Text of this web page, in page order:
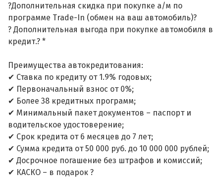
?Дополнительная скидка при покупке а/м по
программе Trade-In (обмен на ваш автомобиль)?
? Дополнительная выгода при покупке автомобиля в
кредит.? *
Преимущества автокредитования:
✔ Ставка по кредиту от 1.9% годовых;
✔ Первоначальный взнос от 0%;
✔ Более 38 кредитных программ;
✔ Минимальный пакет документов – паспорт и
водительское удостоверение;
✔ Срок кредита от 6 месяцев до 7 лет;
✔ Сумма кредита от 50 000 руб. до 10 000 000 рублей;
✔ Досрочное погашение без штрафов и комиссий;
✔ КАСКО – в подарок ?